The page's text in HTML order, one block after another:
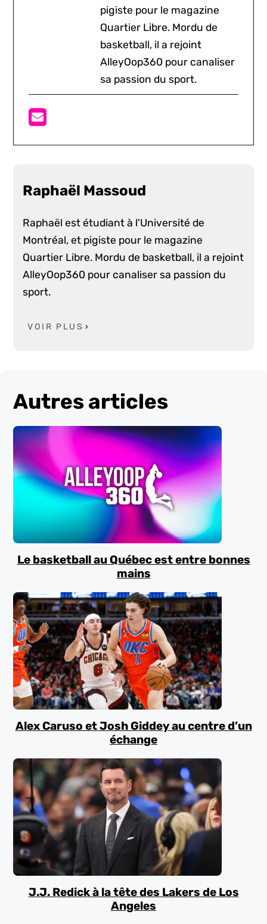
pigiste pour le magazine
Quartier Libre. Mordu de
basketball, il a rejoint
AlleyOop360 pour canaliser
sa passion du sport.
Raphaël Massoud
Raphaël est étudiant à l'Université de
Montréal, et pigiste pour le magazine
Quartier Libre. Mordu de basketball, il a rejoint
AlleyOop360 pour canaliser sa passion du
sport.
VOIR PLUS
Autres articles
Le basketball au Québec est entre bonnes
mains
Alex Caruso et Josh Giddey au centre d’un
échange
J.J. Redick à la tête des Lakers de Los
Angeles